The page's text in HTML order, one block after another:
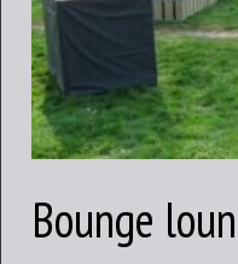
OVERZICHT
ALGEMENE INFORMATIE
Bounge